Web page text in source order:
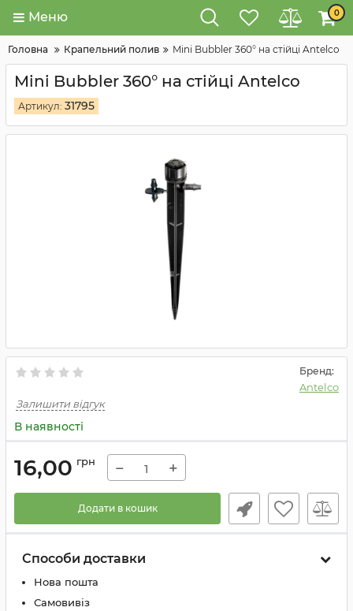
Меню 0
Головна Крапельний полив Mini Bubbler 360° на стійці Antelco
Mini Bubbler 360° на стійці Antelco
Артикул: 31795
Бренд:
Antelco
Залишити відгук
В наявності
16,00 грн − +
Додати в кошик
Способи доставки
Нова пошта
Самовивіз